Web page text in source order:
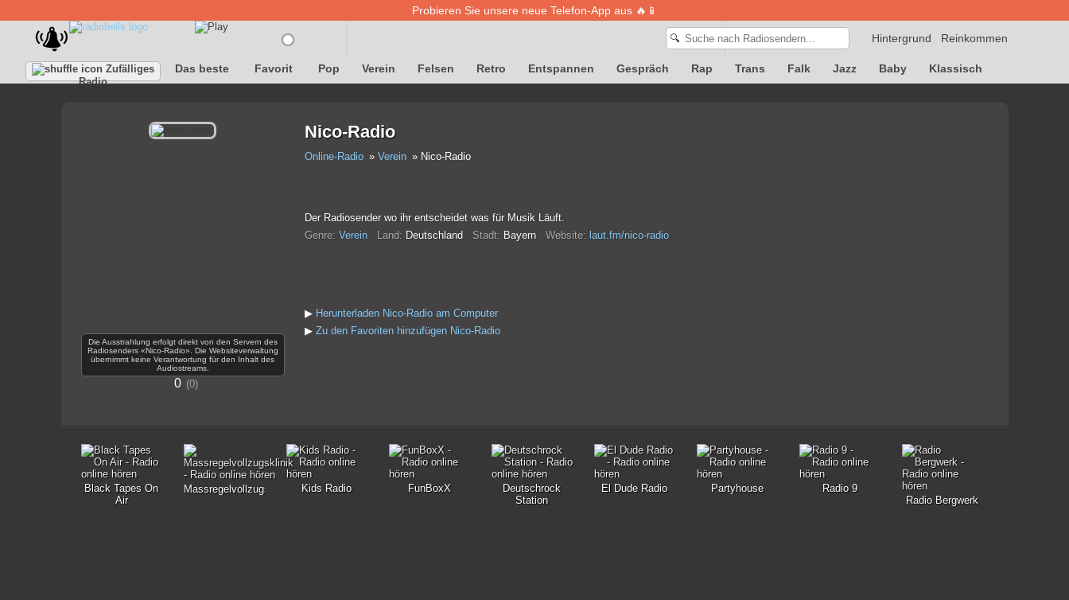
Probieren Sie unsere neue Telefon-App aus 🔥📱
Reinkommen
Hintergrund
🔍
Zufälliges
Radio
Das beste Favorit Pop Verein Felsen Retro Entspannen Gespräch Rap Trans Falk Jazz Baby Klassisch
Die Ausstrahlung erfolgt direkt von den Servern des
Radiosenders «Nico-Radio». Die Websiteverwaltung
übernimmt keine Verantwortung für den Inhalt des
Audiostreams.
0 0
Nico-Radio
Online-Radio Verein Nico-Radio
Der Radiosender wo ihr entscheidet was für Musik Läuft.
Genre: Verein Land: Deutschland Stadt: Bayern Website: laut.fm/nico-radio
▶ Herunterladen Nico-Radio am Computer
▶ Zu den Favoriten hinzufügen Nico-Radio
Black Tapes On
Air
Massregelvollzugsklinik Kids Radio FunBoxX
Deutschrock
Station
El Dude Radio Partyhouse
Radio 9
Radio Bergwerk